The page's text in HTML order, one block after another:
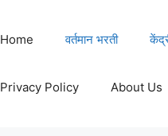
Home वर्तमान भरती
Privacy Policy About Us